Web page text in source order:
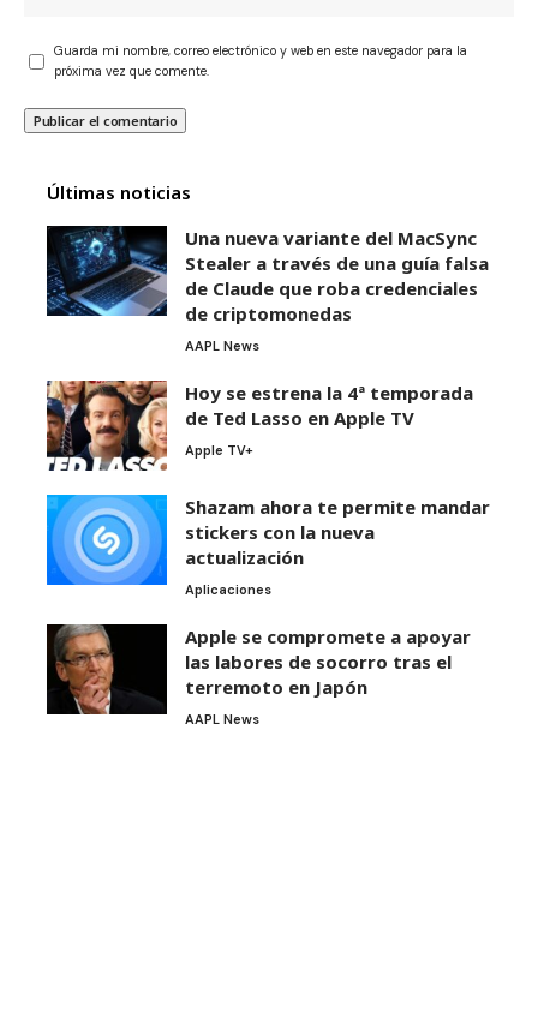
Guarda mi nombre, correo electrónico y web en este navegador para la
próxima vez que comente.
Últimas noticias
Una nueva variante del MacSync
Stealer a través de una guía falsa
de Claude que roba credenciales
de criptomonedas
AAPL News
Hoy se estrena la 4ª temporada
de Ted Lasso en Apple TV
Apple TV+
Shazam ahora te permite mandar
stickers con la nueva
actualización
Aplicaciones
Apple se compromete a apoyar
las labores de socorro tras el
terremoto en Japón
AAPL News